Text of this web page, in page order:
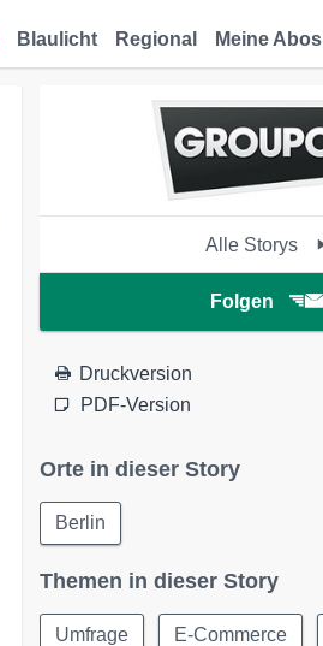
Blaulicht Regional Meine Abos
Alle Storys
Folgen
Druckversion
PDF-Version
Orte in dieser Story
Berlin
Themen in dieser Story
Umfrage E-Commerce